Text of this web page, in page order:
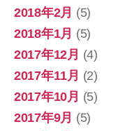
2018年2月 (5)
2018年1月 (5)
2017年12月 (4)
2017年11月 (2)
2017年10月 (5)
2017年9月 (5)